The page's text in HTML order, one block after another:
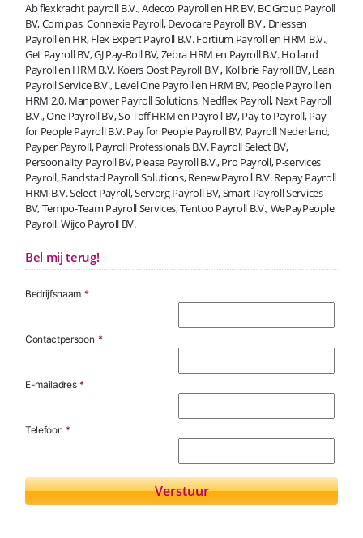
Ab flexkracht payroll B.V., Adecco Payroll en HR BV, BC Group Payroll
BV, Com.pas, Connexie Payroll, Devocare Payroll B.V., Driessen
Payroll en HR, Flex Expert Payroll B.V. Fortium Payroll en HRM B.V.,
Get Payroll BV, GJ Pay-Roll BV, Zebra HRM en Payroll B.V. Holland
Payroll en HRM B.V. Koers Oost Payroll B.V., Kolibrie Payroll BV, Lean
Payroll Service B.V., Level One Payroll en HRM BV, People Payroll en
HRM 2.0, Manpower Payroll Solutions, Nedflex Payroll, Next Payroll
B.V., One Payroll BV, So Toff HRM en Payroll BV, Pay to Payroll, Pay
for People Payroll B.V. Pay for People Payroll BV, Payroll Nederland,
Payper Payroll, Payroll Professionals B.V. Payroll Select BV,
Persoonality Payroll BV, Please Payroll B.V., Pro Payroll, P-services
Payroll, Randstad Payroll Solutions, Renew Payroll B.V. Repay Payroll
HRM B.V. Select Payroll, Servorg Payroll BV, Smart Payroll Services
BV, Tempo-Team Payroll Services, Tentoo Payroll B.V., WePayPeople
Payroll, Wijco Payroll BV.
Bel mij terug!
Bedrijfsnaam *
Contactpersoon *
E-mailadres *
Telefoon *